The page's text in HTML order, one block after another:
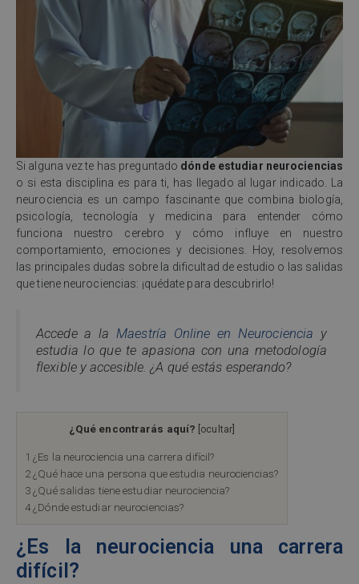
Si alguna vez te has preguntado dónde estudiar neurociencias
o si esta disciplina es para ti, has llegado al lugar indicado. La
neurociencia es un campo fascinante que combina biología,
psicología, tecnología y medicina para entender cómo
funciona nuestro cerebro y cómo influye en nuestro
comportamiento, emociones y decisiones. Hoy, resolvemos
las principales dudas sobre la dificultad de estudio o las salidas
que tiene neurociencias: ¡quédate para descubrirlo!
Accede a la Maestría Online en Neurociencia y
estudia lo que te apasiona con una metodología
flexible y accesible. ¿A qué estás esperando?
¿Qué encontrarás aquí? ocultar
1 ¿Es la neurociencia una carrera difícil?
2¿Qué hace una persona que estudia neurociencias?
3 ¿Qué salidas tiene estudiar neurociencia?
4¿Dónde estudiar neurociencias?
¿Es la neurociencia una carrera
difícil?